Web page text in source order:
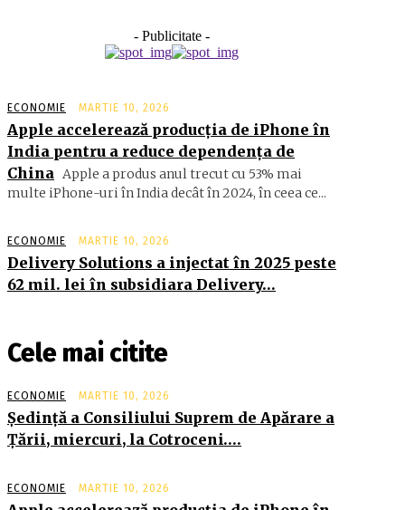
- Publicitate -
ECONOMIE MARTIE 10, 2026
Apple accelerează producția de iPhone în
India pentru a reduce dependența de
China Apple a produs anul trecut cu 53% mai
multe iPhone-uri în India decât în 2024, în ceea ce...
ECONOMIE MARTIE 10, 2026
Delivery Solutions a injectat în 2025 peste
62 mil. lei în subsidiara Delivery…
Cele mai citite
ECONOMIE MARTIE 10, 2026
Şedinţă a Consiliului Suprem de Apărare a
Ţării, miercuri, la Cotroceni….
ECONOMIE MARTIE 10, 2026